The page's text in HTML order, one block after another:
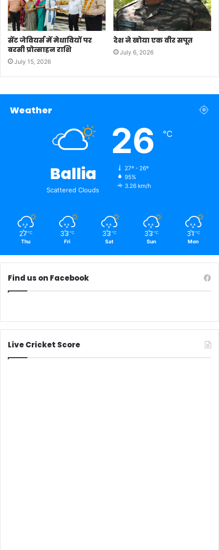
सेंट जेवियर्स में मेधावियों पर
बरसी प्रोत्साहन राशि
July 15, 2026
देश ने खोया एक वीर सपूत
July 6, 2026
Weather
Ballia
Scattered Clouds
26 ℃
27º - 26º
95%
3.26 km/h
27 ℃
Thu
33 ℃
Fri
33 ℃
Sat
33 ℃
Sun
31 ℃
Mon
Find us on Facebook
Live Cricket Score